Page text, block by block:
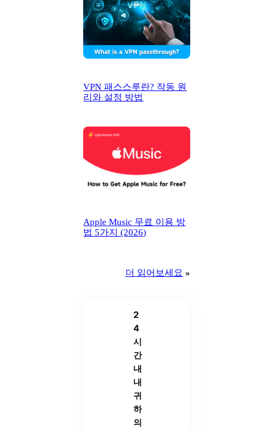
VPN 패스스루란? 작동 원
리와 설정 방법
Apple Music 무료 이용 방
법 5가지 (2026)
더 읽어보세요 »
2
4
시
간
내
내
귀
하
의